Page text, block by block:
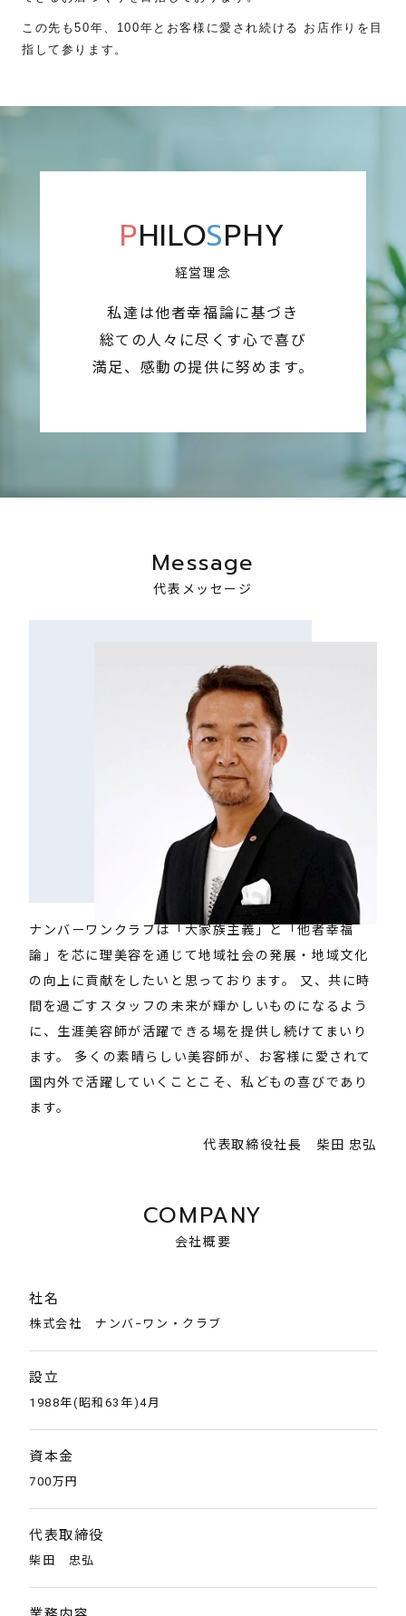
この先も50年、100年とお客様に愛され続ける お店作りを目
指して参ります。
PHILOSPHY
経営理念
私達は他者幸福論に基づき
総ての人々に尽くす心で喜び
満足、感動の提供に努めます。
Message
代表メッセージ
ナンバーワンクラブは「大家族主義」と「他者幸福
論」を芯に理美容を通じて地域社会の発展・地域文化
の向上に貢献をしたいと思っております。 又、共に時
間を過ごすスタッフの未来が輝かしいものになるよう
に、生涯美容師が活躍できる場を提供し続けてまいり
ます。 多くの素晴らしい美容師が、お客様に愛されて
国内外で活躍していくことこそ、私どもの喜びであり
ます。
代表取締役社長 柴田 忠弘
COMPANY
会社概要
社名
株式会社 ナンバ−ワン・クラブ
設立
1988年(昭和63年)4月
資本金
700万円
代表取締役
柴田 忠弘